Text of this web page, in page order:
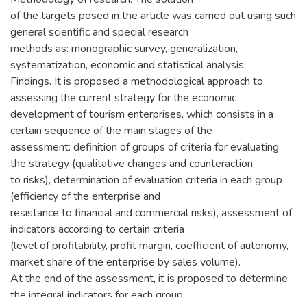
of the targets posed in the article was carried out using such
general scientific and special research
methods as: monographic survey, generalization,
systematization, economic and statistical analysis.
Findings. It is proposed a methodological approach to
assessing the current strategy for the economic
development of tourism enterprises, which consists in a
certain sequence of the main stages of the
assessment: definition of groups of criteria for evaluating
the strategy (qualitative changes and counteraction
to risks), determination of evaluation criteria in each group
(efficiency of the enterprise and
resistance to financial and commercial risks), assessment of
indicators according to certain criteria
(level of profitability, profit margin, coefficient of autonomy,
market share of the enterprise by sales volume).
At the end of the assessment, it is proposed to determine